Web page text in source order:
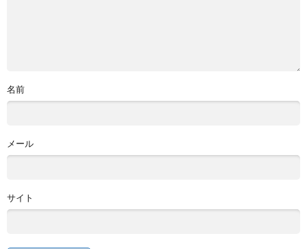
名前
メール
サイト